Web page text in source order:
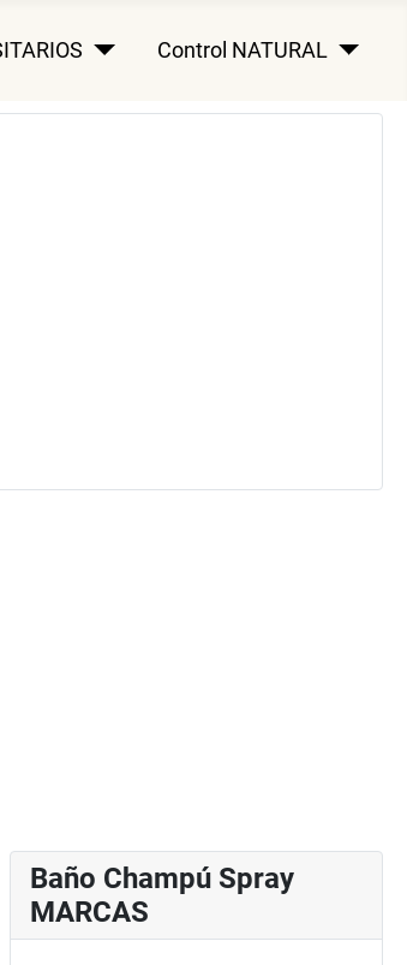
Control NATURAL
Baño Champú Spray
MARCAS